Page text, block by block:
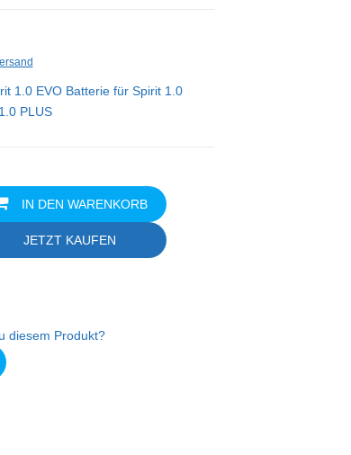
1.0 EVO Batterie für Spirit 1.0
PLUS
IN DEN WARENKORB
JETZT KAUFEN
diesem Produkt?